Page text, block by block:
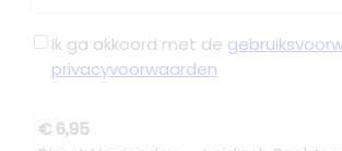
Ik ga akkoord met de
privacyvoorwaarden
€ 6,95